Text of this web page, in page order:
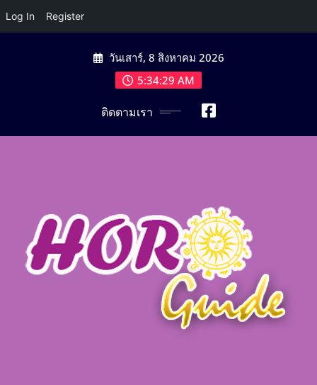
Log In Register
วันเสาร์, 8 สิงหาคม 2026
5:34:30 AM
ติดตามเรา